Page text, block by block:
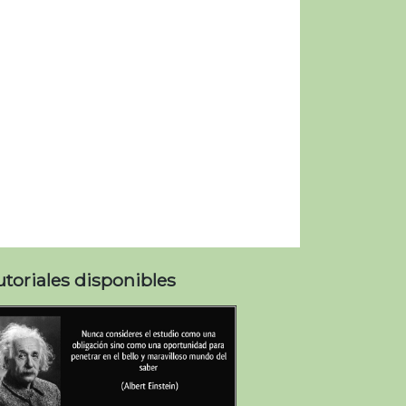
disponibles